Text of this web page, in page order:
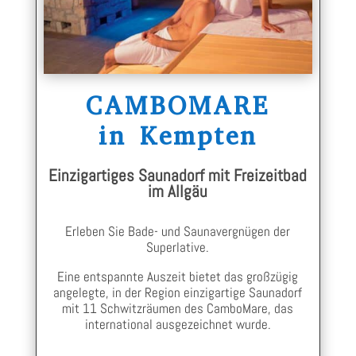
CAMBOMARE
in Kempten
Einzigartiges Saunadorf mit Freizeitbad
im Allgäu
Erleben Sie Bade- und Saunavergnügen der
Superlative.
Eine entspannte Auszeit bietet das großzügig
angelegte, in der Region einzigartige Saunadorf
mit 11 Schwitzräumen des CamboMare, das
international ausgezeichnet wurde.